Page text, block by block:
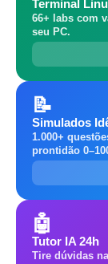
Terminal
66+ labs com
seu PC.
📝
Simulados
1.000+
prontidão
🤖
Tutor IA 24h
Tire dúvidas